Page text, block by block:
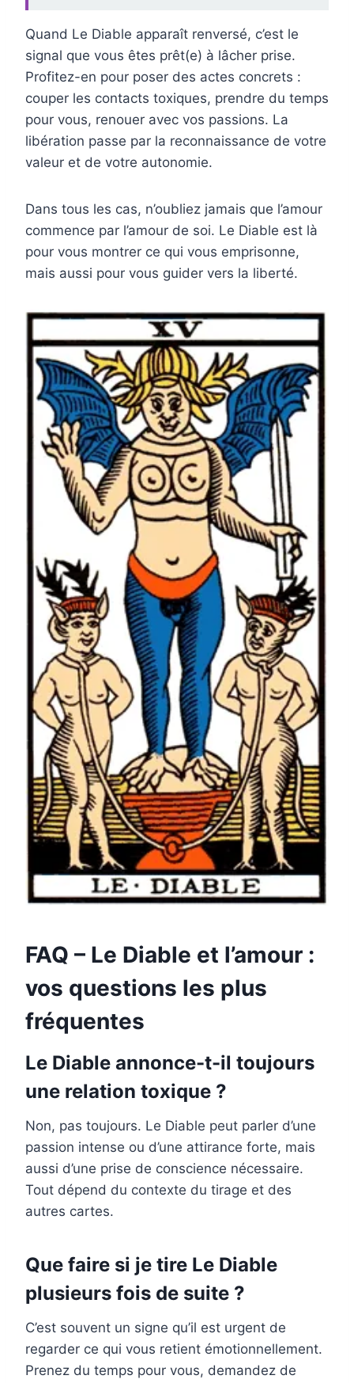
Quand Le Diable apparaît renversé, c’est le
signal que vous êtes prêt(e) à lâcher prise.
Profitez-en pour poser des actes concrets :
couper les contacts toxiques, prendre du temps
pour vous, renouer avec vos passions. La
libération passe par la reconnaissance de votre
valeur et de votre autonomie.
Dans tous les cas, n’oubliez jamais que l’amour
commence par l’amour de soi. Le Diable est là
pour vous montrer ce qui vous emprisonne,
mais aussi pour vous guider vers la liberté.
FAQ – Le Diable et l’amour :
vos questions les plus
fréquentes
Le Diable annonce-t-il toujours
une relation toxique ?
Non, pas toujours. Le Diable peut parler d’une
passion intense ou d’une attirance forte, mais
aussi d’une prise de conscience nécessaire.
Tout dépend du contexte du tirage et des
autres cartes.
Que faire si je tire Le Diable
plusieurs fois de suite ?
C’est souvent un signe qu’il est urgent de
regarder ce qui vous retient émotionnellement.
Prenez du temps pour vous, demandez de